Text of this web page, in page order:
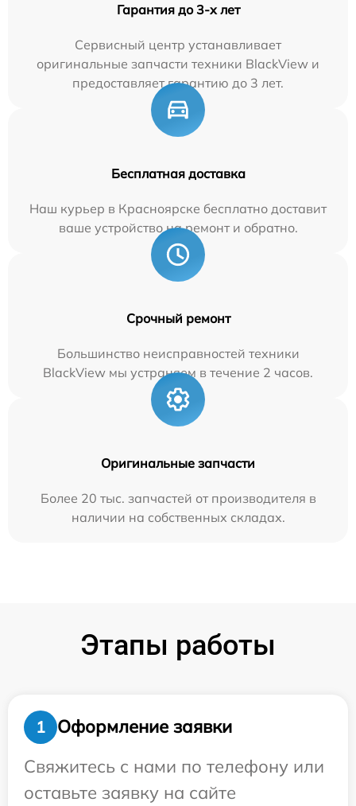
Гарантия до 3-х лет
Сервисный центр устанавливает
оригинальные запчасти техники BlackView и
предоставляет гарантию до 3 лет.
Бесплатная доставка
Наш курьер в Красноярске бесплатно доставит
ваше устройство на ремонт и обратно.
Срочный ремонт
Большинство неисправностей техники
BlackView мы устраняем в течение 2 часов.
Оригинальные запчасти
Более 20 тыс. запчастей от производителя в
наличии на собственных складах.
Этапы работы
1
Оформление заявки
Свяжитесь с нами по телефону или
оставьте заявку на сайте